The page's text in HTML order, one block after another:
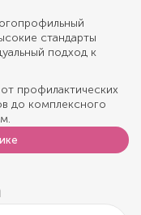
стандарты
подход к
профилактических
до комплексного